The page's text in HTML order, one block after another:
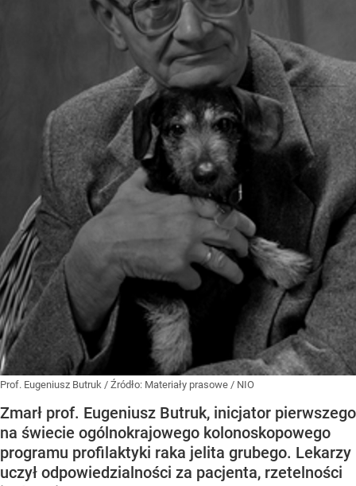
Prof. Eugeniusz Butruk / Źródło: Materiały prasowe / NIO
Zmarł prof. Eugeniusz Butruk, inicjator pierwszego
na świecie ogólnokrajowego kolonoskopowego
programu profilaktyki raka jelita grubego. Lekarzy
uczył odpowiedzialności za pacjenta, rzetelności